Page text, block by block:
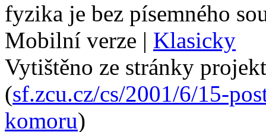
fyzika je bez písemného
Mobilní verze | Klasicky
Vytištěno ze stránky
(sf.zcu.cz/cs/2001/6/15-
komoru)